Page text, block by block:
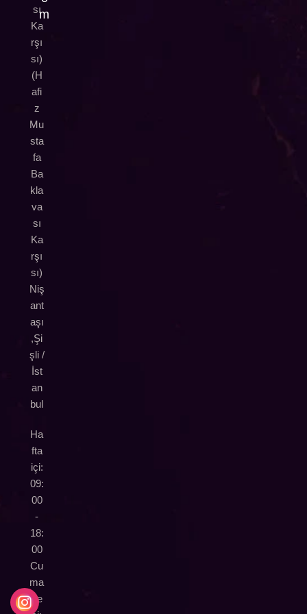
sı
Ka
rşı
sı)
(H
afi
z
Mu
sta
fa
Ba
kla
va
sı
Ka
rşı
sı)
Niş
ant
aşı
,Şi
şli /
İst
an
bul
Ha
fta
içi:
09:
00
-
18:
00
Cu
ma
rte
m